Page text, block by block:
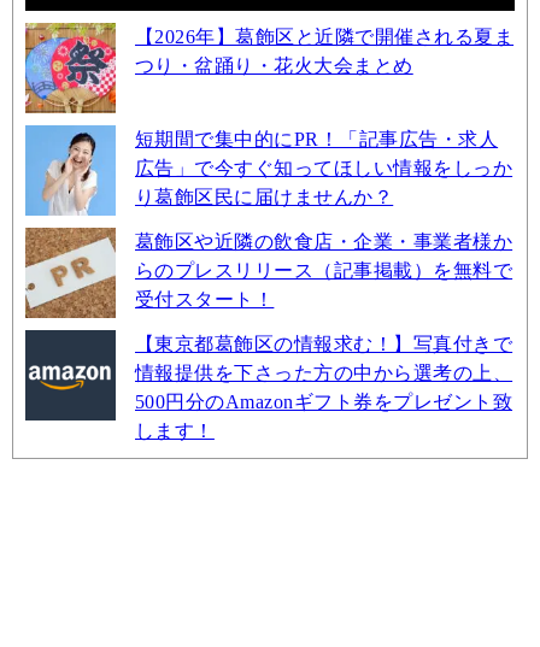
【2026年】葛飾区と近隣で開催される夏ま
つり・盆踊り・花火大会まとめ
短期間で集中的にPR！「記事広告・求人
広告」で今すぐ知ってほしい情報をしっか
り葛飾区民に届けませんか？
葛飾区や近隣の飲食店・企業・事業者様か
らのプレスリリース（記事掲載）を無料で
受付スタート！
【東京都葛飾区の情報求む！】写真付きで
情報提供を下さった方の中から選考の上、
500円分のAmazonギフト券をプレゼント致
します！